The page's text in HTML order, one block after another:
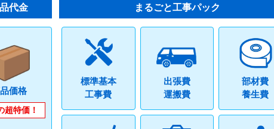
代金
価格
超特価！
まるごと工事パック
標準基本
工事費
出張費
運搬費
部材費
養生費